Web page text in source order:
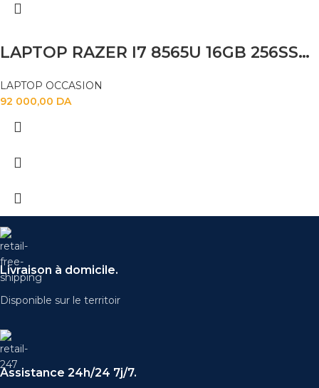
LAPTOP RAZER I7 8565U 16GB 256SSD MX 150 14″
LAPTOP OCCASION
92 000,00 DA
Livraison à domicile.
Disponible sur le territoir
Assistance 24h/24 7j/7.